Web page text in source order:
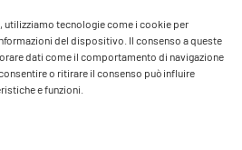
utilizziamo tecnologie come i cookie per
del dispositivo. Il consenso a queste
dati come il comportamento di navigazione
o ritirare il consenso può influire
e funzioni.